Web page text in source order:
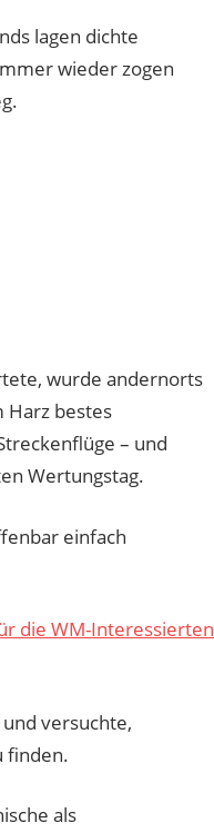
lagen dichte
wieder zogen
wurde andernorts
Harz bestes
– und
Wertungstag.
einfach
die WM-Interessierten
versuchte,
finden.
als